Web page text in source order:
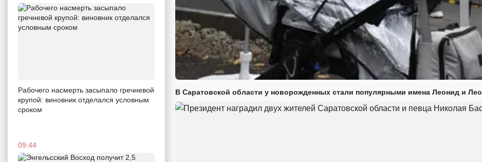
Рабочего насмерть засыпало гречневой
крупой: виновник отделался условным
сроком
09:44
В Саратовской области у новорожденных стали популярными имена Леонид и Лео